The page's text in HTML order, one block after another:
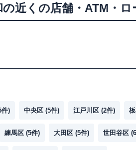
の近くの店舗・ATM・
件) 中央区 (5件) 江戸川区 (2件)
練馬区 (5件) 大田区 (5件) 世田谷区 (6